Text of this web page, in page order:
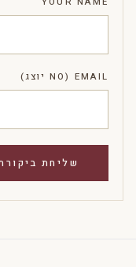
EMAIL (NO יוצג)